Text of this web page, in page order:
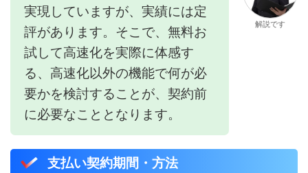
実現していますが、実績には定
評があります。そこで、無料お
試して高速化を実際に体感す
る、高速化以外の機能で何が必
要かを検討することが、契約前
に必要なこととなります。
解説です
支払い契約期間・方法